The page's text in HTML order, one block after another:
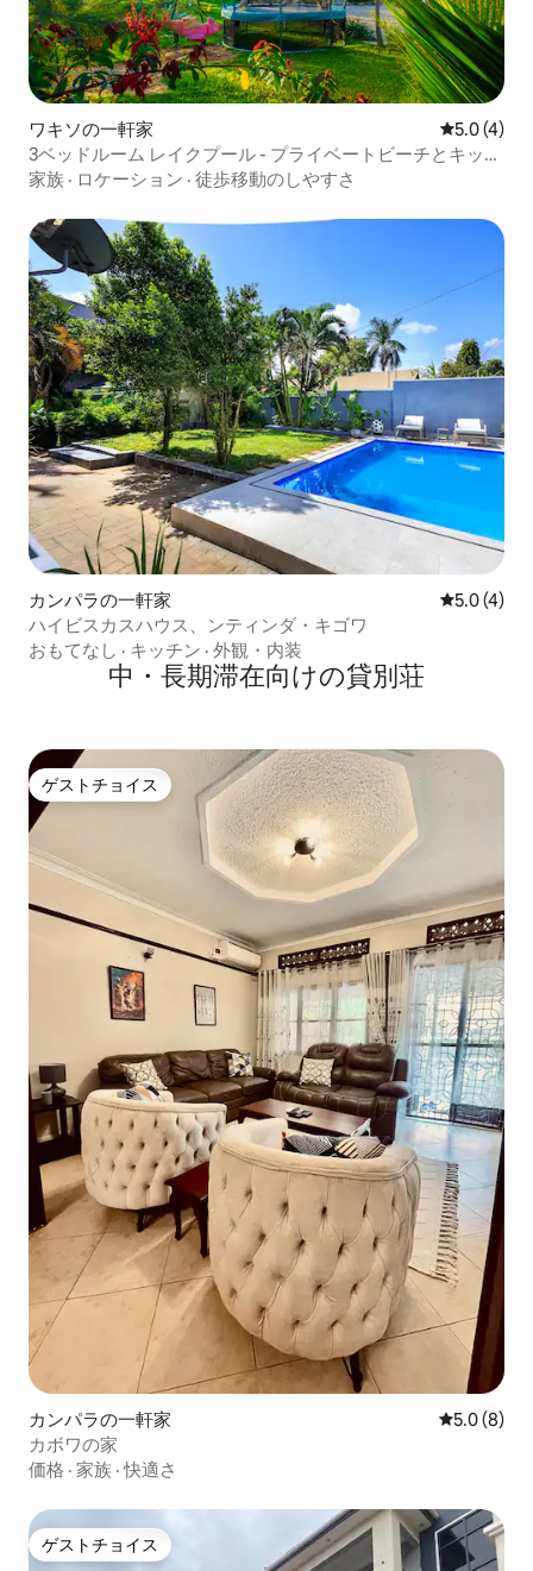
ワキソの一軒家 レビュー4
5.0 (4)
3ベッドルーム レイクプール - プライベートビーチとキッズ
パーク
家族 · ロケーション · 徒歩移動のしやすさ
カンパラの一軒家 レビュー4
5.0 (4)
ハイビスカスハウス、ンティンダ・キゴワ
おもてなし · キッチン · 外観・内装
中・長期滞在向けの貸別荘
ゲストチョイス
ゲストチョイス
カンパラの一軒家 レビュー8
5.0 (8)
カボワの家
価格 · 家族 ·快適さ
ゲストチョイス
ゲストチョイス